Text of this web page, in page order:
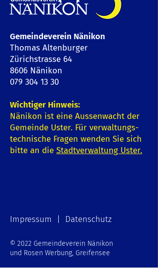
Gemeindeverein Nänikon
Thomas Altenburger
Zürichstrasse 64
8606 Nänikon
079 304 13 30
Wichtiger Hinweis:
Nänikon ist eine Aussenwacht der
Gemeinde Uster. Für verwaltungs-
technische Fragen wenden Sie sich
bitte an die Stadtverwaltung Uster.
Impressum | Datenschutz
© 2022 Gemeindeverein Nänikon
und Rosen Werbung, Greifensee